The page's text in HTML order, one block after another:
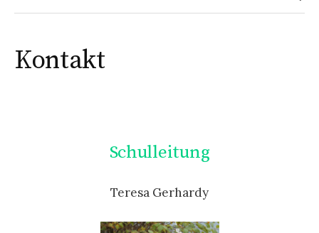
Kontakt
Schulleitung
Teresa Gerhardy